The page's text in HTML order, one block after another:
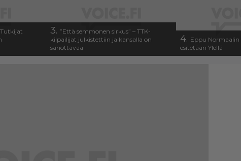
3. ”Että semmonen sirkus” – TTK-
kilpailijat julkistettiin ja kansalla on
sanottavaa
4. Eppu
esitetään Ylellä